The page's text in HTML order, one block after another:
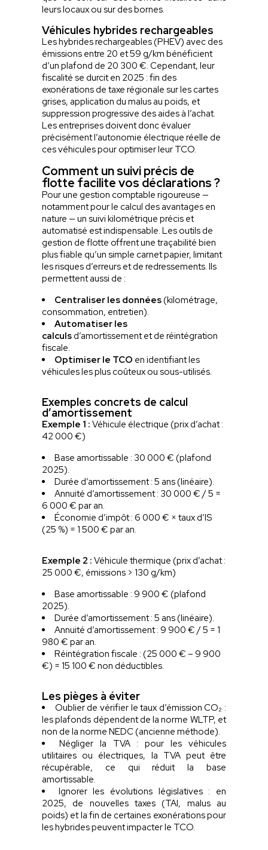
leurs locaux ou sur des bornes.
Véhicules hybrides rechargeables
Les hybrides rechargeables (PHEV) avec des
émissions entre 20 et 59 g/km bénéficient
d’un plafond de 20 300 €. Cependant, leur
fiscalité se durcit en 2025 : fin des
exonérations de taxe régionale sur les cartes
grises, application du malus au poids, et
suppression progressive des aides à l’achat.
Les entreprises doivent donc évaluer
précisément l’autonomie électrique réelle de
ces véhicules pour optimiser leur TCO.
Comment un suivi précis de
flotte facilite vos déclarations ?
Pour une gestion comptable rigoureuse —
notamment pour le calcul des avantages en
nature — un suivi kilométrique précis et
automatisé est indispensable. Les outils de
gestion de flotte offrent une traçabilité bien
plus fiable qu’un simple carnet papier, limitant
les risques d’erreurs et de redressements. Ils
permettent aussi de :
Centraliser les données(kilométrage,
consommation, entretien).
Automatiser les
calculs d’amortissement et de réintégration
fiscale.
Optimiser le TCO en identifiant les
véhicules les plus coûteux ou sous-utilisés.
Exemples concrets de calcul
d’amortissement
Exemple 1 : Véhicule électrique (prix d’achat :
42 000 €)
Base amortissable : 30 000 € (plafond
2025).
Durée d’amortissement : 5 ans (linéaire).
Annuité d’amortissement : 30 000 € / 5 =
6 000 € par an.
Économie d’impôt : 6 000 € × taux d’IS
(25 %) = 1 500 € par an.
Exemple 2 : Véhicule thermique (prix d’achat :
25 000 €, émissions > 130 g/km)
Base amortissable : 9 900 € (plafond
2025).
Durée d’amortissement : 5 ans (linéaire).
Annuité d’amortissement : 9 900 € / 5 = 1
980 € par an.
Réintégration fiscale : (25 000 € – 9 900
€) = 15 100 € non déductibles.
Les pièges à éviter
Oublier de vérifier le taux d’émission CO₂ :
les plafonds dépendent de la norme WLTP, et
non de la norme NEDC (ancienne méthode).
Négliger la TVA : pour les véhicules
utilitaires ou électriques, la TVA peut être
récupérable, ce qui réduit la base
amortissable.
Ignorer les évolutions législatives : en
2025, de nouvelles taxes (TAI, malus au
poids) et la fin de certaines exonérations pour
les hybrides peuvent impacter le TCO.